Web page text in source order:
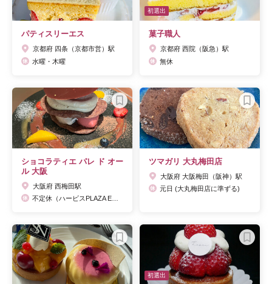
パティスリーエス
京都府 四条（京都市営）駅
水曜・木曜
初選出
菓子職人
京都府 西院（阪急）駅
無休
ショコラティエ パレ ド オー
ル 大阪
大阪府 西梅田駅
ツマガリ 大丸梅田店
大阪府 大阪梅田（阪神）駅
元日 (大丸梅田店に準ずる)
初選出